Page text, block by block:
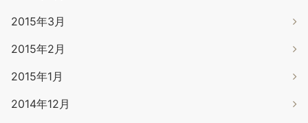
2015年3月
2015年2月
2015年1月
2014年12月